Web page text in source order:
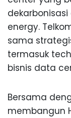
energy.
sama
termasuk
bisnis data
Bersama
membangun